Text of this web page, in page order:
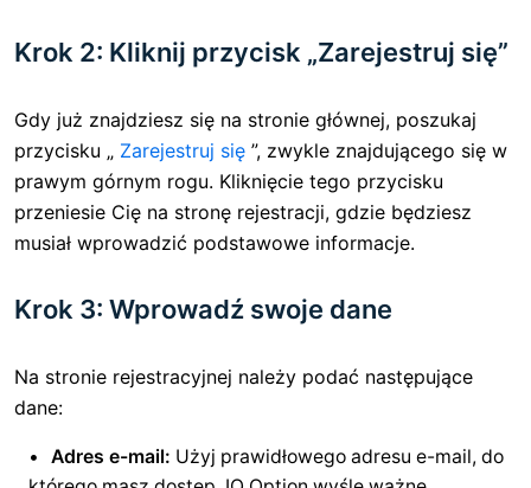
Krok 2: Kliknij przycisk „Zarejestruj się”
Gdy już znajdziesz się na stronie głównej, poszukaj
przycisku „ Zarejestruj się ”, zwykle znajdującego się w
prawym górnym rogu. Kliknięcie tego przycisku
przeniesie Cię na stronę rejestracji, gdzie będziesz
musiał wprowadzić podstawowe informacje.
Krok 3: Wprowadź swoje dane
Na stronie rejestracyjnej należy podać następujące
dane:
Adres e-mail: Użyj prawidłowego adresu e-mail, do